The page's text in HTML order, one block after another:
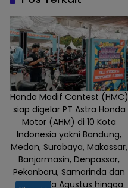
Pekanbaru,
Sabtu
(26/4)
malam.
Honda Modif Contest (HMC)
siap digelar PT Astra Honda
Motor (AHM) di 10 Kota
Indonesia yakni Bandung,
Medan, Surabaya, Makassar,
Banjarmasin, Denpassar,
Pekanbaru, Samarinda dan
Solo pada Agustus hingga